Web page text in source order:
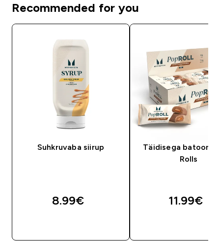
Recommended for you
Suhkruvaba siirup
8.99€‎
Täidisega batoonid
Rolls
11.99€‎